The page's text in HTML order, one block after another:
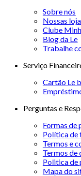
Sobre nós
Nossas
Clube
Blog da Le
Trabalhe
Serviço
Cartão Le
Perguntas e
Formas de
Política de
Termos e
Termos de
Politica de
Mapa do